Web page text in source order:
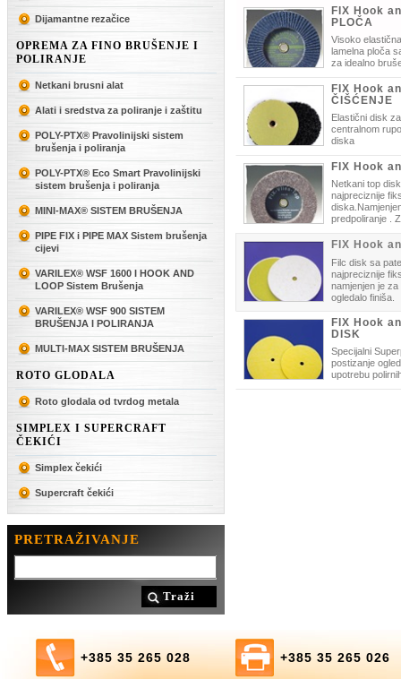
Dijamantne rezačice
OPREMA ZA FINO BRUŠENJE I
POLIRANJE
Netkani brusni alat
Alati i sredstva za poliranje i zaštitu
POLY-PTX® Pravolinijski sistem
brušenja i poliranja
POLY-PTX® Eco Smart Pravolinijski
sistem brušenja i poliranja
MINI-MAX® SISTEM BRUŠENJA
PIPE FIX i PIPE MAX Sistem brušenja
cijevi
VARILEX® WSF 1600 I HOOK AND
LOOP Sistem Brušenja
VARILEX® WSF 900 SISTEM
BRUŠENJA I POLIRANJA
MULTI-MAX SISTEM BRUŠENJA
ROTO GLODALA
Roto glodala od tvrdog metala
SIMPLEX I SUPERCRAFT
ČEKIĆI
Simplex čekići
Supercraft čekići
PRETRAŽIVANJE
Traži
FIX Hook
PLOČA
Visoko
lamelna ploča
za idealno
FIX Hook
ČIŠĆENJE
Elastični disk
centralnom
diska
FIX Hook
Netkani top
najpreciznije
predpoliranje .
FIX Hook
Filc disk sa
najpreciznije
namjenjen je
ogledalo finiša.
FIX Hook
DISK
Specijalni
postizanje
upotrebu
+385 35 265 028 +385 35 265 026